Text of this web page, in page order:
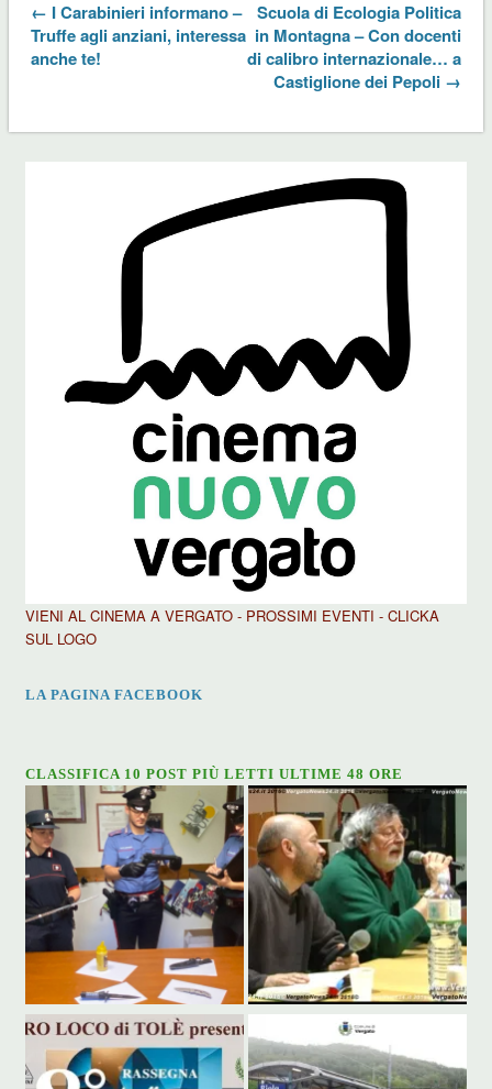
← I Carabinieri informano –
Truffe agli anziani, interessa
anche te!
Scuola di Ecologia Politica
in Montagna – Con docenti
di calibro internazionale… a
Castiglione dei Pepoli →
VIENI AL CINEMA A VERGATO - PROSSIMI EVENTI - CLICKA
SUL LOGO
LA PAGINA FACEBOOK
CLASSIFICA 10 POST PIÙ LETTI ULTIME 48 ORE